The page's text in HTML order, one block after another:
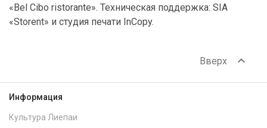
«Bel Cibo ristorante». Техническая поддержка: SIA
«Storent» и студия печати InCopy.
Вверх expand_less
Информация
Культура Лиепаи